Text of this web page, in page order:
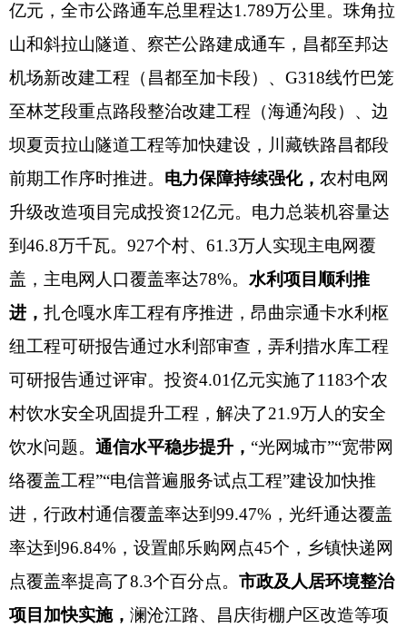
亿元，全市公路通车总里程达1.789万公里。珠角拉
山和斜拉山隧道、察芒公路建成通车，昌都至邦达
机场新改建工程（昌都至加卡段）、G318线竹巴笼
至林芝段重点路段整治改建工程（海通沟段）、边
坝夏贡拉山隧道工程等加快建设，川藏铁路昌都段
前期工作序时推进。 电力保障持续强化， 农村电网
升级改造项目完成投资12亿元。电力总装机容量达
到46.8万千瓦。 927个村、61.3万人实现主电网覆
盖， 主电网人口覆盖率达78%。 水利项目顺利推
进， 扎仓嘎水库工程有序推进， 昂曲宗通卡水利枢
纽工程可研报告通过水利部审查， 弄利措水库工程
可研报告通过评审。投资4.01亿元实施了1183个农
村饮水安全巩固提升工程，解决了21.9万人的安全
饮水问题。 通信水平稳步提升， “光网城市”“宽带网
络覆盖工程”“电信普遍服务试点工程”建设加快推
进，行政村通信覆盖率达到 99.47%，光纤通达覆盖
率达到96.84%，设置邮乐购网点45个，乡镇快递网
点覆盖率提高了8.3个百分点。 市政及人居环境整治
项目加快实施， 澜沧江路、昌庆街棚户区改造等项